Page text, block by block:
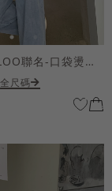
HOOLOOLOO聯名-口袋燙金KUKU熊短袖上衣
全尺碼